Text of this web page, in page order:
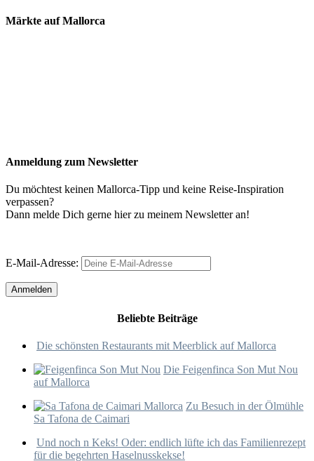
Märkte auf Mallorca
Anmeldung zum Newsletter
Du möchtest keinen Mallorca-Tipp und keine Reise-Inspiration
verpassen?
Dann melde Dich gerne hier zu meinem Newsletter an!
E-Mail-Adresse:
Beliebte Beiträge
Die schönsten Restaurants mit Meerblick auf Mallorca
Die Feigenfinca Son Mut Nou
auf Mallorca
Zu Besuch in der Ölmühle
Sa Tafona de Caimari
Und noch n Keks! Oder: endlich lüfte ich das Familienrezept
für die begehrten Haselnusskekse!